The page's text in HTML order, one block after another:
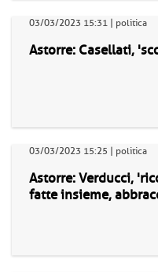
03/03/2023 15:31 | politica
Astorre: Casellati,
03/03/2023 15:25 | politica
Astorre: Verducci,
fatte insieme,